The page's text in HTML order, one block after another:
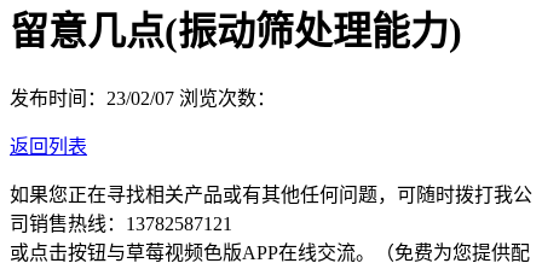
留意几点(振动筛处理能力)
发布时间：23/02/07 浏览次数：
返回列表
如果您正在寻找相关产品或有其他任何问题，可随时拨打我公
司销售热线： 13782587121
或点击按钮与草莓视频色版APP在线交流。（免费为您提供配